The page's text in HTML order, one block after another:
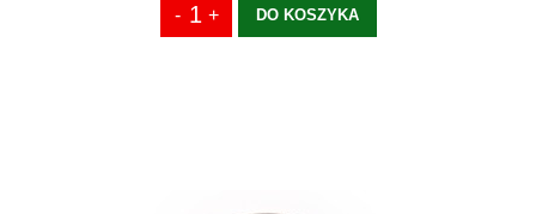
DO KOSZYKA